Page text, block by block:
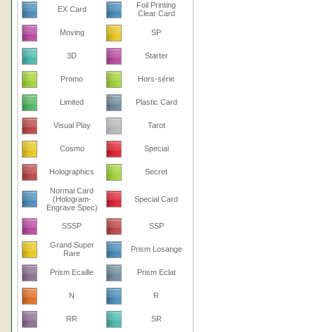
EX Card
Foil Printing
Clear Card
Moving SP
3D Starter
Promo Hors-série
Limited Plastic Card
Visual Play Tarot
Cosmo Special
Holographics Secret
Normal Card
(Hologram-
Engrave Spec)
Special Card
SSSP SSP
Grand Super
Rare
Prism Losange
Prism Ecaille Prism Eclat
N R
RR SR